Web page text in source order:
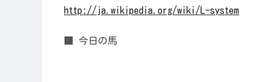
http://ja.wikipedia.org/wiki/L-system
■ 今日の馬